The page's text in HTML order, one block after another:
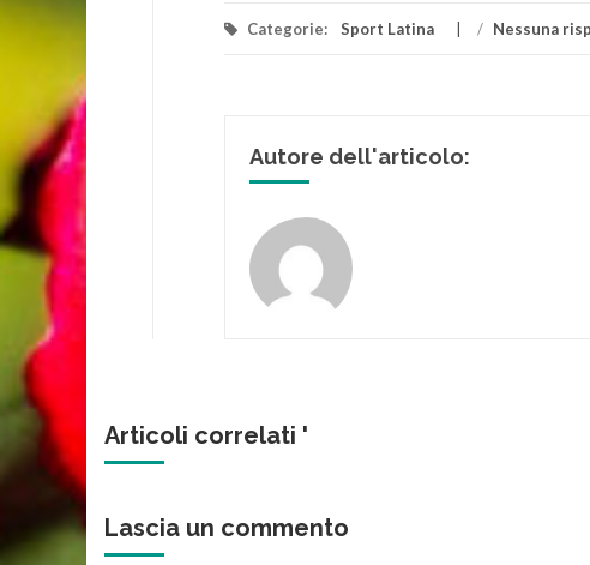
Categorie: Sport Latina / Nessuna
Autore dell'articolo:
Articoli correlati '
Lascia un commento